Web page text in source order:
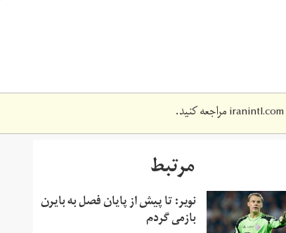
iranintl.comمراجعه کنید.
مرتبط
نویر: تا پیش از پایان فصل به بایرن
بازمی گردم